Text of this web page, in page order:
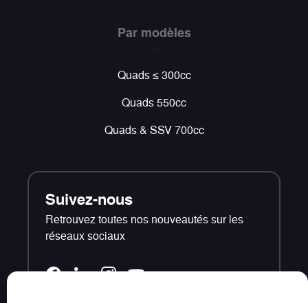
Par modèles
Quads ≤ 300cc
Quads 550cc
Quads & SSV 700cc
Suivez-nous
Retrouvez toutes nos nouveautés sur les
réseaux sociaux